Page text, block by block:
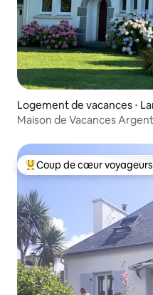
Logement de vacances ⋅
Maison de Vacances
Coups de cœur voyageurs
Coup de cœur voyageurs